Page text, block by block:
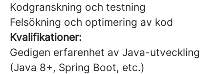
Kodgranskning och testning
Felsökning och optimering av kod
Kvalifikationer:
Gedigen erfarenhet av Java-utveckling
(Java 8+, Spring Boot, etc.)